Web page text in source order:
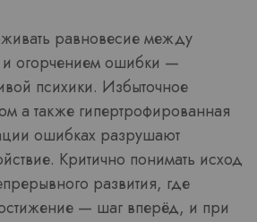
равновесие между
огорчением ошибки —
психики. Избыточное
а также гипертрофированная
ошибках разрушают
Критично понимать исход
развития, где
— шаг вперёд, и при